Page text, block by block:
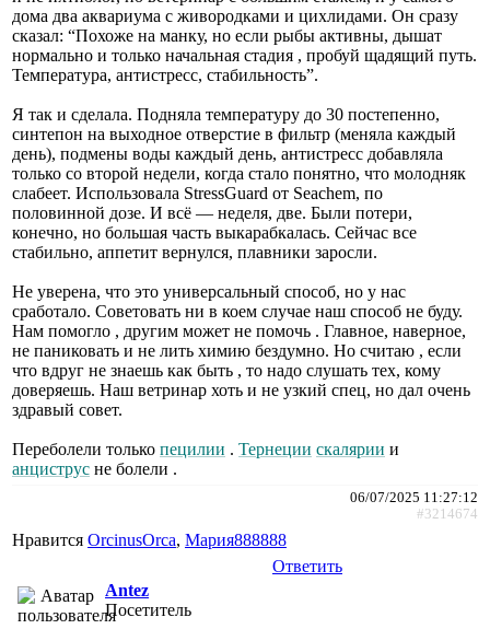
дома два аквариума с живородками и цихлидами. Он сразу
сказал: “Похоже на манку, но если рыбы активны, дышат
нормально и только начальная стадия , пробуй щадящий путь.
Температура, антистресс, стабильность”.
Я так и сделала. Подняла температуру до 30 постепенно,
синтепон на выходное отверстие в фильтр (меняла каждый
день), подмены воды каждый день, антистресс добавляла
только со второй недели, когда стало понятно, что молодняк
слабеет. Использовала StressGuard от Seachem, по
половинной дозе. И всё — неделя, две. Были потери,
конечно, но большая часть выкарабкалась. Сейчас все
стабильно, аппетит вернулся, плавники заросли.
Не уверена, что это универсальный способ, но у нас
сработало. Советовать ни в коем случае наш способ не буду.
Нам помогло , другим может не помочь . Главное, наверное,
не паниковать и не лить химию бездумно. Но считаю , если
что вдруг не знаешь как быть , то надо слушать тех, кому
доверяешь. Наш ветринар хоть и не узкий спец, но дал очень
здравый совет.
Переболели только пецилии . Тернеции скалярии и
анциструс не болели .
06/07/2025 11:27:12
#3214674
Нравится ОrcinusОrca, Мария888888
Ответить
Antez
Посетитель